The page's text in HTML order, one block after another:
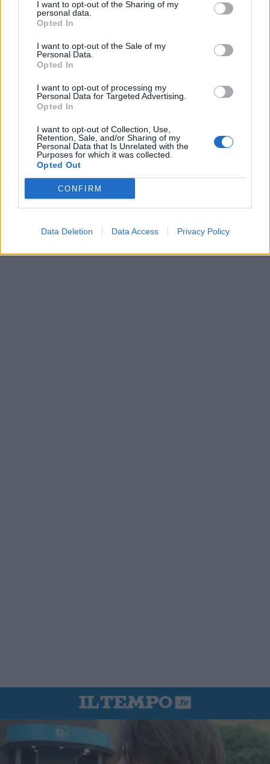
I want to opt-out of the Sharing of my
personal data.
Opted In
I want to opt-out of the Sale of my
Personal Data.
Opted In
I want to opt-out of processing my
Personal Data for Targeted Advertising.
Opted In
I want to opt-out of Collection, Use,
Retention, Sale, and/or Sharing of my
Personal Data that Is Unrelated with the
Purposes for which it was collected.
Opted Out
CONFIRM
Data Deletion Data Access Privacy Policy
In evidenza